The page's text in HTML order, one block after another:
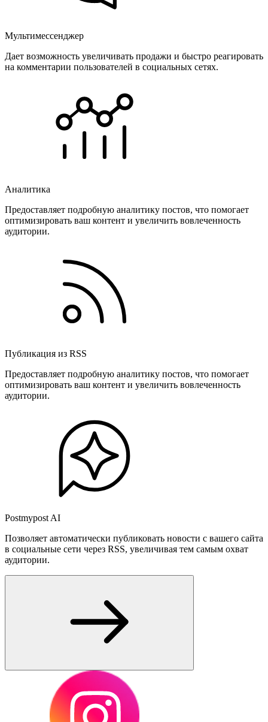
Мультимессенджер
Дает возможность увеличивать продажи и быстро реагировать
на комментарии пользователей в социальных сетях.
Аналитика
Предоставляет подробную аналитику постов, что помогает
оптимизировать ваш контент и увеличить вовлеченность
аудитории.
Публикация из RSS
Предоставляет подробную аналитику постов, что помогает
оптимизировать ваш контент и увеличить вовлеченность
аудитории.
Postmypost AI
Позволяет автоматически публиковать новости с вашего сайта
в социальные сети через RSS, увеличивая тем самым охват
аудитории.